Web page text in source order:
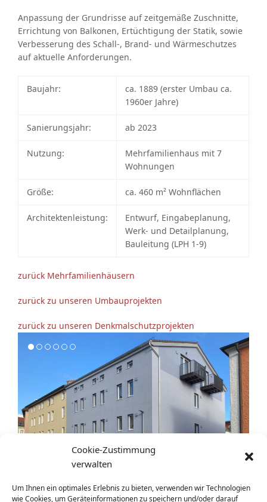
Cookie-Zustimmung
verwalten
Um Ihnen ein optimales Erlebnis zu bieten, verwenden wir Technologien
wie Cookies, um Geräteinformationen zu speichern und/oder darauf
Anpassung der Grundrisse auf zeitgemäße Zuschnitte,
Errichtung von Balkonen, Ertüchtigung der Statik, sowie
Verbesserung des Schall-, Brand- und Wärmeschutzes
auf aktuelle Anforderungen.
Baujahr:
ca. 1889 (erster Umbau ca.
1960er Jahre)
Sanierungsjahr: ab 2023
Nutzung:
Mehrfamilienhaus mit 7
Wohnungen
Größe: ca. 460 m² Wohnflächen
Architektenleistung:
Entwurf, Eingabeplanung,
Werk- und Detailplanung,
Bauleitung (LPH 1-9)
zurück Mehrfamilienhäusern
zurück zu unseren Umbauprojekten
zurück zu unseren Denkmalschutzprojekten
neuen Dachgeschoss-Balkonen